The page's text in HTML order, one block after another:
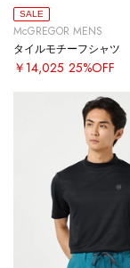
SALE
McGREGOR MENS
タイルモチーフシャツ
￥14,025 25%OFF